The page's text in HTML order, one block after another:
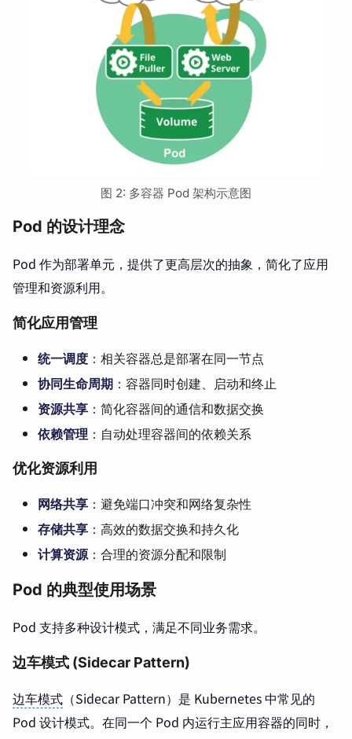
图 2: 多容器 Pod 架构示意图
Pod 的设计理念
Pod 作为部署单元，提供了更高层次的抽象，简化了应用
管理和资源利用。
简化应用管理
统一调度 ：相关容器总是部署在同一节点
协同生命周期 ：容器同时创建、启动和终止
资源共享 ：简化容器间的通信和数据交换
依赖管理 ：自动处理容器间的依赖关系
优化资源利用
网络共享 ：避免端口冲突和网络复杂性
存储共享 ：高效的数据交换和持久化
计算资源：合理的资源分配和限制
Pod 的典型使用场景
Pod 支持多种设计模式，满足不同业务需求。
边车模式 (Sidecar Pattern)
边车模式 （Sidecar Pattern）是 Kubernetes 中常见的
Pod 设计模式。在同一个 Pod 内运行主应用容器的同时，